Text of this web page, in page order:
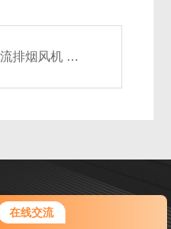
在线交流
迎前来咨询，很高兴为您
问您要咨询什么问题呢？
机 带安装支架